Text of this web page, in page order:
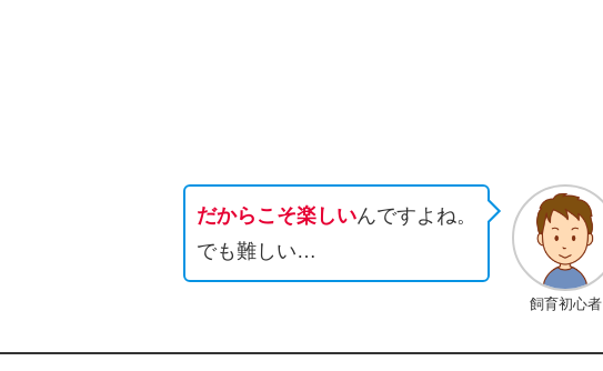
飼育初心者
だからこそ楽しいんですよね。
でも難しい…